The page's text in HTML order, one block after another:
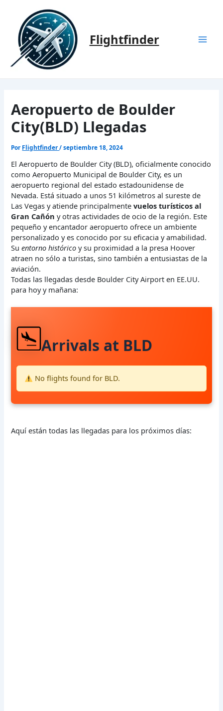
contenido
Flightfinder
Aeropuerto de Boulder
City(BLD) Llegadas
Por Flightfinder/septiembre 18, 2024
El Aeropuerto de Boulder City (BLD), oficialmente conocido
como Aeropuerto Municipal de Boulder City, es un
aeropuerto regional del estado estadounidense de
Nevada. Está situado a unos 51 kilómetros al sureste de
Las Vegas y atiende principalmentevuelos turísticos al
Gran Cañón y otras actividades de ocio de la región. Este
pequeño y encantador aeropuerto ofrece un ambiente
personalizado y es conocido por su eficacia y amabilidad.
Suentorno histórico y su proximidad a la presa Hoover
atraen no sólo a turistas, sino también a entusiastas de la
aviación.
Todas las llegadas desde Boulder City Airport en EE.UU.
para hoy y mañana:
Arrivals at BLD
No flights found for BLD.
Aquí están todas las llegadas para los próximos días: